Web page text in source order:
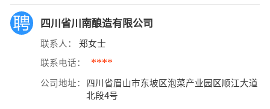
四川省川南酿造有限公司
联系人： 郑女士
联系电话： ****
公司地址：
四川省眉山市东坡区泡菜产业园区顺江大道
北段4号